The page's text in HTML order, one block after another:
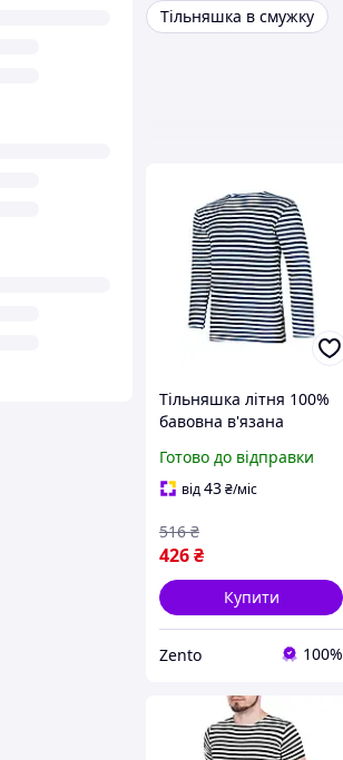
Тільняшка в смужку
Тільняшка літня 100%
бавовна в'язана
морська, флотська) 46р
Уцінка, Тільняшка з
Готово до відправки
від43₴/міс
426₴
516 ₴
Купити
Zento 100%